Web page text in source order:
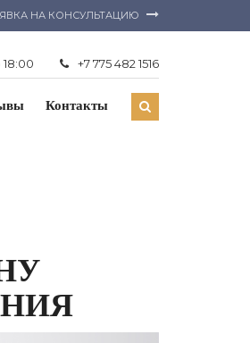
НА КОНСУЛЬТАЦИЮ
+7 775 482 1516
Контакты